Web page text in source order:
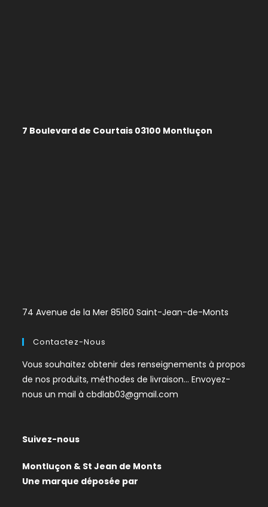
7 Boulevard de Courtais 03100 Montluçon
74 Avenue de la Mer 85160 Saint-Jean-de-Monts
Contactez-Nous
Vous souhaitez obtenir des renseignements à propos
de nos produits, méthodes de livraison… Envoyez-
nous un mail àcbdlab03@gmail.com
Suivez-nous
Montluçon & St Jean de Monts
Une marque déposée par